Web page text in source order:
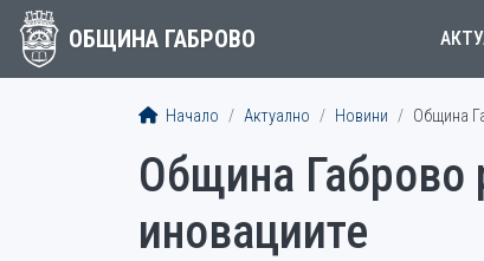
ОБЩИНА ГАБРОВО
Начало Актуално Новини Община
Община Габрово
иновациите